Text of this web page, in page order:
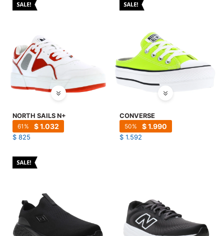
NORTH SAILS N+
$1.032
61
$ 825
CONVERSE
$1.990
50
$ 1.592